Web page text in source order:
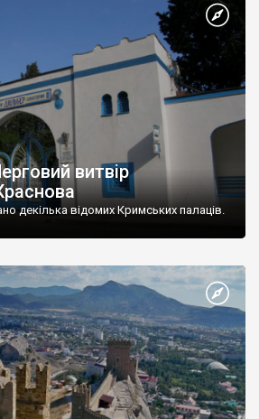
витвір
декілька відомих Кримських палаців.